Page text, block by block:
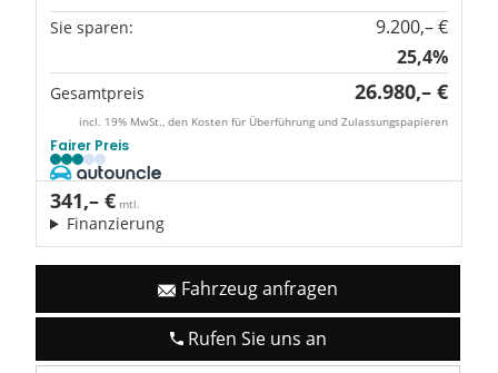
Sie sparen:
9.200,– €
25,4%
Gesamtpreis 26.980,– €
incl. 19% MwSt., den Kosten für Überführung und Zulassungspapieren
Fairer Preis
341,– € mtl.
Finanzierung
Rufen Sie uns an
Fahrzeug anfragen